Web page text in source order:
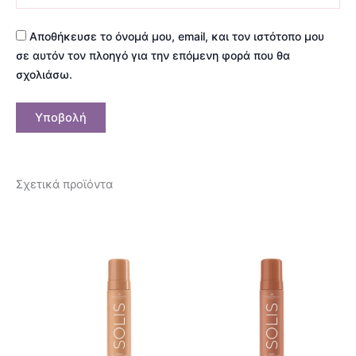
Αποθήκευσε το όνομά μου, email, και τον ιστότοπο μου
σε αυτόν τον πλοηγό για την επόμενη φορά που θα
σχολιάσω.
Σχετικά προϊόντα